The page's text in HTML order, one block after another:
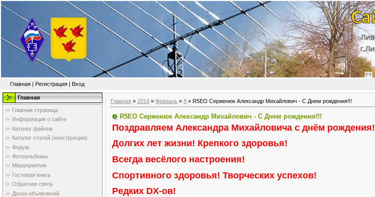
Главная | Регистрация | Вход
Главная
Главная страница
Информация о сайте
Каталог файлов
Каталог статей (конструкции)
Форум
Фотоальбомы
Мероприятия
Гостевая книга
Обратная связь
Доска объявлений
Главная » 2019 » Февраль » 8 » R5EO Серженюк Александр Михайлович - С Днем рождения!!!
R5EO Серженюк Александр Михайлович - С Днем рождения!!!
Поздравляем Александра Михайловича с днём рождения!
Долгих лет жизни! Крепкого здоровья!
Всегда весёлого настроения!
Спортивного здоровья! Творческих успехов!
Редких DX-ов!